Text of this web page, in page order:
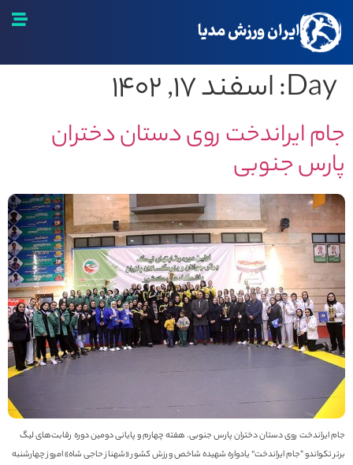
ایران ورزش مدیا
Day: اسفند ۱۷, ۱۴۰۲
ایراندخت روی دستان دختران
جنوبی
ایراندخت روی دستان دختران پارس جنوبی. هفته چهارم و پایانی دومین دوره رقابت‌های لیگ
تکواندو “جام ایراندخت” یادواره شهیده شاخص ورزش کشور «شهناز حاجی شاه» امروز چهارشنبه